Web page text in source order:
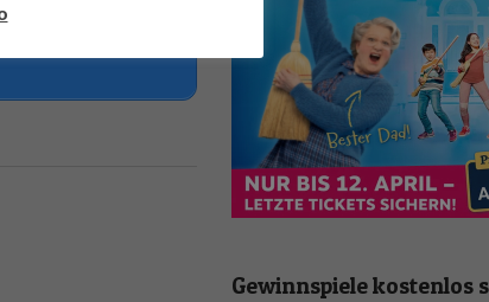
Gewinnspiele kostenlos